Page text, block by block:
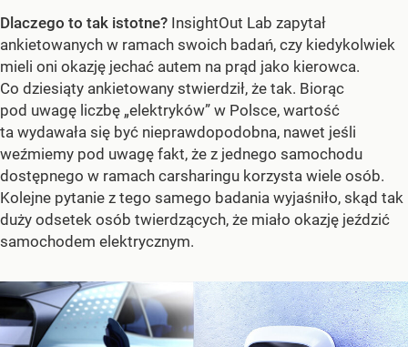
Dlaczego to tak istotne? InsightOut Lab zapytał
ankietowanych w ramach swoich badań, czy kiedykolwiek
mieli oni okazję jechać autem na prąd jako kierowca.
Co dziesiąty ankietowany stwierdził, że tak. Biorąc
pod uwagę liczbę „elektryków” w Polsce, wartość
ta wydawała się być nieprawdopodobna, nawet jeśli
weźmiemy pod uwagę fakt, że z jednego samochodu
dostępnego w ramach carsharingu korzysta wiele osób.
Kolejne pytanie z tego samego badania wyjaśniło, skąd tak
duży odsetek osób twierdzących, że miało okazję jeździć
samochodem elektrycznym.